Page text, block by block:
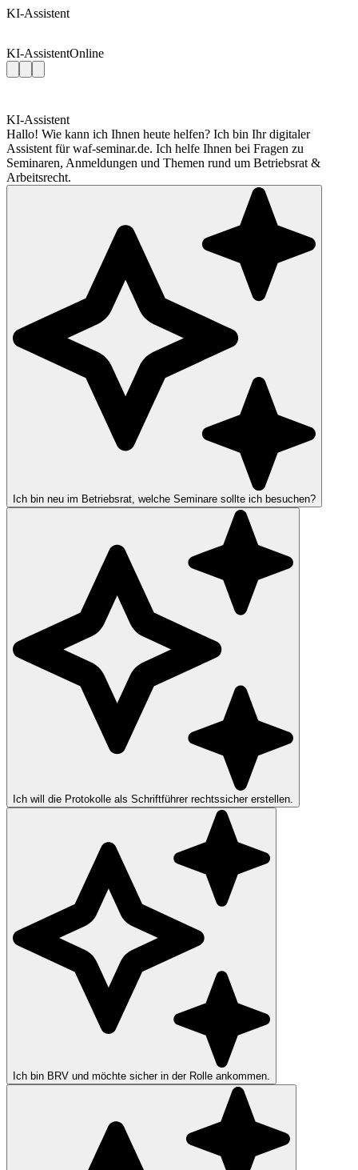
KI-Assistent
KI-AssistentOnline
KI-Assistent
Hallo! Wie kann ich Ihnen heute helfen? Ich bin Ihr digitaler
Assistent für waf-seminar.de. Ich helfe Ihnen bei Fragen zu
Seminaren, Anmeldungen und Themen rund um Betriebsrat &
Arbeitsrecht.
Ich bin neu im Betriebsrat, welche Seminare sollte ich besuchen?
Ich will die Protokolle als Schriftführer rechtssicher erstellen.
Ich bin BRV und möchte sicher in der Rolle ankommen.